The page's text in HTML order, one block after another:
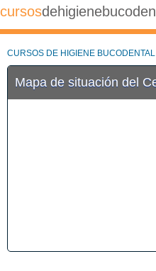
cursos
CURSOS DE HIGIENE BUCODENTAL
Mapa de situación del